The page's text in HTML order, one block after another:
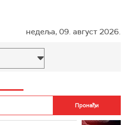
недеља, 09. август 2026.